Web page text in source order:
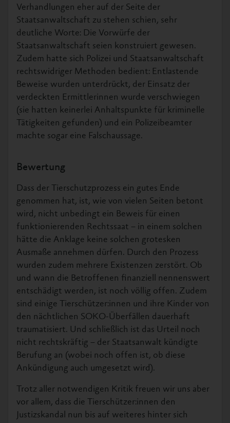
Verhandlungen eher auf der Seite der
Staatsanwaltschaft zu stehen schien, sehr
deutliche Worte: Die Vorwürfe der
Staatsanwaltschaft seien konstruiert gewesen.
Zudem hatte sich Polizei und Staatsanwaltschaft
rechtswidriger Methoden bedient: Entlastende
Beweise wurden unterdrückt, der Einsatz der
verdeckten Ermittlerinnen wurde verschwiegen
(sie hatten keinerlei Anhaltspunkte für kriminelle
Tätigkeiten gefunden) und ein Polizeibeamter
machte sogar eine Falschaussage.
Bewertung
Dass der Tierschutzprozess ein gutes Ende
genommen hat, ist, wie von vielen Seiten betont
wird, nicht unbedingt ein Beweis für einen
funktionierenden Rechtssaat – in einem solchen
hätte die Anklage keine solchen grotesken
Ausmaße annehmen dürfen. Durch den Prozess
wurden zudem mehrere Existenzen zerstört. Ob
und wann die Betroffenen finanziell nennenswert
entschädigt werden, ist noch völlig offen. Zudem
sind einige Tierschützer:innen und ihre Kinder von
den nächtlichen SOKO-Überfällen dauerhaft
traumatisiert. Und schließlich ist das Urteil noch
nicht rechtskräftig – der Staatsanwalt kündigte
Berufung an (wobei noch offen ist, ob diese
Ankündigung auch umgesetzt wird).
Trotz aller notwendigen Kritik freuen wir uns aber
vor allem, dass die Tierschützer:innen den
Justizskandal nun bis auf weiteres hinter sich